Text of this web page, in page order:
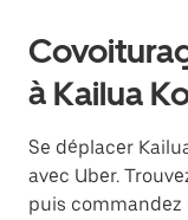
à Kailua
Se déplacer
avec Uber.
puis commandez